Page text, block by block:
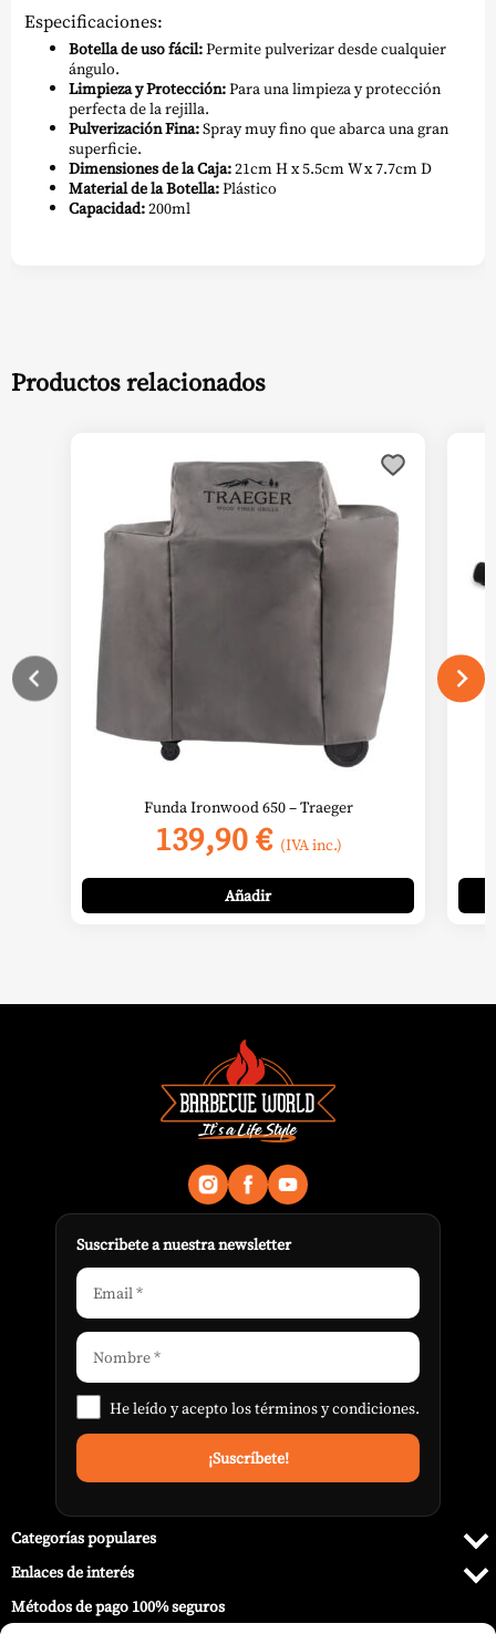
Especificaciones:
Botella de uso fácil:Permite pulverizar desde cualquier
ángulo.
Limpieza y Protección:Para una limpieza y protección
perfecta de la rejilla.
Pulverización Fina:Spray muy fino que abarca una gran
superficie.
Dimensiones de la Caja:21cm H x 5.5cm W x 7.7cm D
Material de la Botella:Plástico
Capacidad:200ml
Productos relacionados
Funda Ironwood 650 – Traeger
139,90€ (IVA inc.)
Añadir
Suscribete a nuestra newsletter
He leído y acepto lostérminos y condiciones.
Categorías populares
Enlaces de interés
Métodos de pago 100% seguros